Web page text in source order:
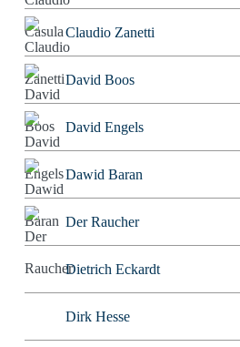
Claudio Zanetti
David Boos
David Engels
Dawid Baran
Der Raucher
Dietrich Eckardt
Dirk Hesse